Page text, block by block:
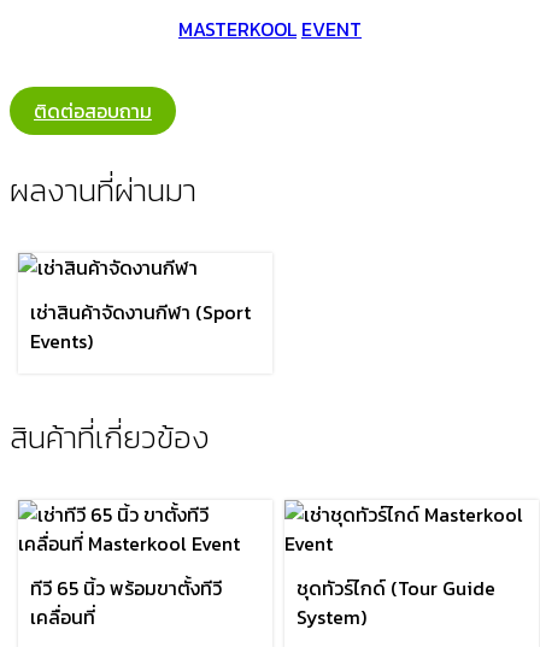
บริการเช่านาฬิกาจับเวลาจาก มาสเตอร์คูล อีเว้นท์ ช่วยให้การ
งานและผู้เข้าร่วมว่าการจับเวลาในงานนั้นแม่นยำและมีประสิทธิภาพ
พร้อมทีมงานที่พร้อมให้คำแนะนำและบริการติดตั้งอย่างครบวงจร
MASTERKOOL
เช่าสินค้าจัดงานกีฬา (Sport
Events)
สินค้าที่เกี่ยวข้อง